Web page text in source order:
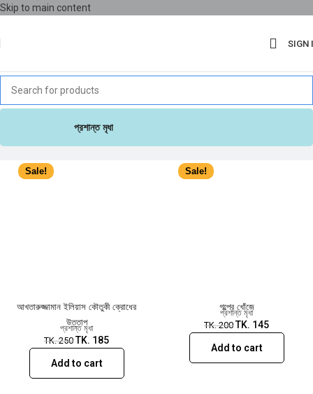
Skip to main content
SIGN
প্রশান্ত মৃধা
Sale!
আখতারুজ্জামান ইলিয়াস কৌতুকী ক্রোধের
উত্তাপ
প্রশান্ত মৃধা
TK.250 TK. 185
Add to cart
Sale!
গল্পের খোঁজে
প্রশান্ত মৃধা
TK.200 TK. 145
Add to cart